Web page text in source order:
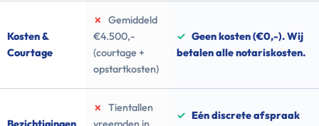
Kosten &
Courtage
✗
Gemiddeld
€4.500,-
(courtage +
opstartkosten)
✓ Geen kosten (€0,-). Wij
betalen alle notariskosten.
✗
Tientallen
✓ Eén discrete afspraak